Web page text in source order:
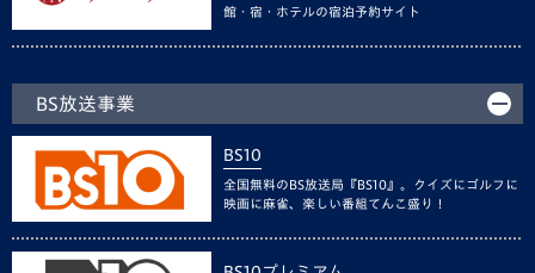
館・宿・ホテルの宿泊予約サイト
BS放送事業
BS10
全国無料のBS放送局『BS10』。クイズにゴルフに
映画に麻雀、楽しい番組てんこ盛り！